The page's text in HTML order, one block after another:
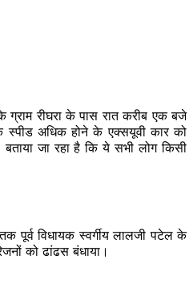
ग्राम रीघरा के पास रात करीब एक बजे
अधिक होने के एक्सयूवी कार को
जा रहा है कि ये सभी लोग किसी
विधायक स्वर्गीय लालजी पटेल के
को ढांढस बंधाया।